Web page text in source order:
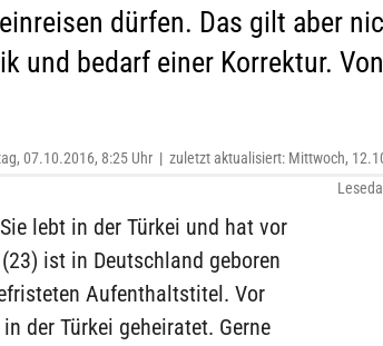
dürfen. Das gilt aber
und bedarf einer Korrektur.
07.10.2016, 8:25 Uhr | zuletzt aktualisiert: Mittwoch,
lebt in der Türkei und hat vor
ist in Deutschland geboren
Aufenthaltstitel. Vor
der Türkei geheiratet. Gerne